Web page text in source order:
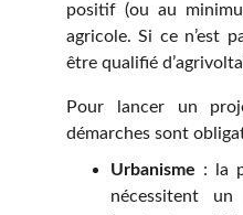
positif (ou au
agricole. Si ce n’est
être qualifié
Pour lancer un
démarches sont
Urbanisme : la
nécessitent un